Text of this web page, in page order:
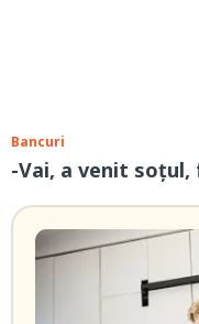
Bancuri
-Vai, a venit soțul,